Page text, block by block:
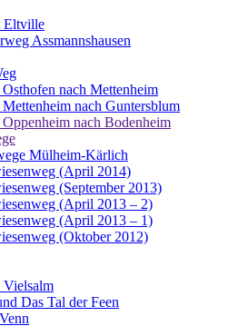
Eltville
Assmannshausen
nach Mettenheim
nach Guntersblum
nach Bodenheim
Mülheim-Kärlich
(April 2014)
(September 2013)
(April 2013 – 2)
(April 2013 – 1)
(Oktober 2012)
Das Tal der Feen